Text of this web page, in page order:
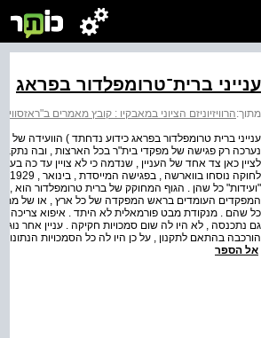
ענייני ברית־טרומפלדור בפראג
מתוך:הרוויזיוניזם הציוני במאבקיו : קובץ מאמרים ב"ראזסווייט"
ענייני ברית טרומפלדור בפראג כידוע נדחתד ) הוועידה
נערכה רק פגישה של מפקדי בית"ר בכל הארצות , ובה
לציין כאן צד אחד של העניין , שנדמה כי לא צויין עד כה
"ועידות" כל שהן . הגוף המחוקק של ברית טרומפלדור הוא ,
המפקדים העומדים בראש המפקדה של כל ארץ , או של
כל שהם . מנקודת מבט פורמאלית לא היתד . איפוא צריכה
הורכבה בהתאם לתקנון , על כן היו לה כל הסמכויות
אל הספר